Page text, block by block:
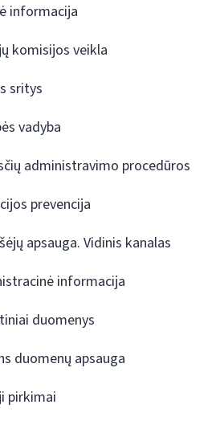
informacija
komisijos veikla
sritys
vadyba
administravimo procedūros
prevencija
apsauga. Vidinis kanalas
informacija
duomenys
duomenų apsauga
pirkimai